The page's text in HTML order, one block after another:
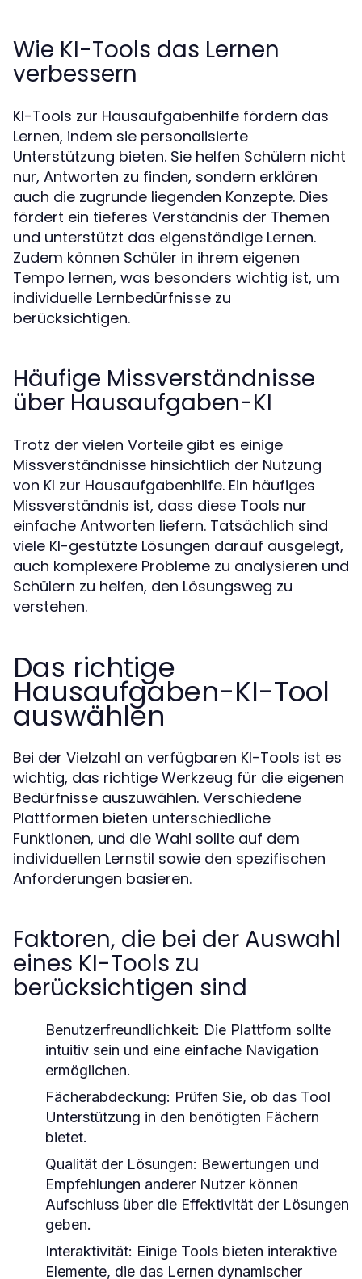
Wie KI-Tools das Lernen
verbessern
KI-Tools zur Hausaufgabenhilfe fördern das
Lernen, indem sie personalisierte
Unterstützung bieten. Sie helfen Schülern nicht
nur, Antworten zu finden, sondern erklären
auch die zugrunde liegenden Konzepte. Dies
fördert ein tieferes Verständnis der Themen
und unterstützt das eigenständige Lernen.
Zudem können Schüler in ihrem eigenen
Tempo lernen, was besonders wichtig ist, um
individuelle Lernbedürfnisse zu
berücksichtigen.
Häufige Missverständnisse
über Hausaufgaben-KI
Trotz der vielen Vorteile gibt es einige
Missverständnisse hinsichtlich der Nutzung
von KI zur Hausaufgabenhilfe. Ein häufiges
Missverständnis ist, dass diese Tools nur
einfache Antworten liefern. Tatsächlich sind
viele KI-gestützte Lösungen darauf ausgelegt,
auch komplexere Probleme zu analysieren und
Schülern zu helfen, den Lösungsweg zu
verstehen.
Das richtige
Hausaufgaben-KI-Tool
auswählen
Bei der Vielzahl an verfügbaren KI-Tools ist es
wichtig, das richtige Werkzeug für die eigenen
Bedürfnisse auszuwählen. Verschiedene
Plattformen bieten unterschiedliche
Funktionen, und die Wahl sollte auf dem
individuellen Lernstil sowie den spezifischen
Anforderungen basieren.
Faktoren, die bei der Auswahl
eines KI-Tools zu
berücksichtigen sind
Benutzerfreundlichkeit: Die Plattform sollte
intuitiv sein und eine einfache Navigation
ermöglichen.
Fächerabdeckung: Prüfen Sie, ob das Tool
Unterstützung in den benötigten Fächern
bietet.
Qualität der Lösungen: Bewertungen und
Empfehlungen anderer Nutzer können
Aufschluss über die Effektivität der Lösungen
geben.
Interaktivität: Einige Tools bieten interaktive
Elemente, die das Lernen dynamischer